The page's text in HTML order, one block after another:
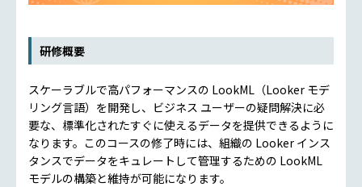
研修概要
スケーラブルで高パフォーマンスの LookML（Looker モデ
リング言語）を開発し、ビジネス ユーザーの疑問解決に必
要な、標準化されたすぐに使えるデータを提供できるように
なります。このコースの修了時には、組織の Looker インス
タンスでデータをキュレートして管理するための LookML
モデルの構築と維持が可能になります。